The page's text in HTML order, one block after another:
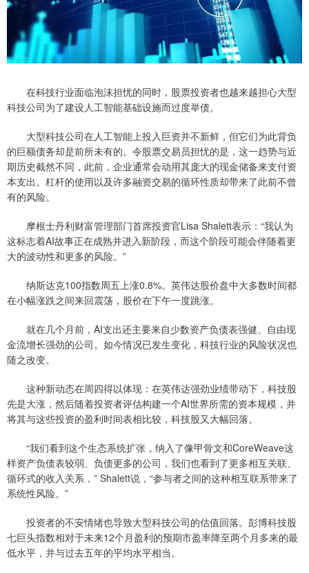
在科技行业面临泡沫担忧的同时，股票投资者也越来越担心大型
科技公司为了建设人工智能基础设施而过度举债。
大型科技公司在人工智能上投入巨资并不新鲜，但它们为此背负
的巨额债务却是前所未有的。令股票交易员担忧的是，这一趋势与近
期历史截然不同，此前，企业通常会动用其庞大的现金储备来支付资
本支出。杠杆的使用以及许多融资交易的循环性质却带来了此前不曾
有的风险。
摩根士丹利财富管理部门首席投资官Lisa Shalett表示：“我认为
这标志着AI故事正在成熟并进入新阶段，而这个阶段可能会伴随着更
大的波动性和更多的风险。”
纳斯达克100指数周五上涨0.8%。英伟达股价盘中大多数时间都
在小幅涨跌之间来回震荡，股价在下午一度跳涨。
就在几个月前，AI支出还主要来自少数资产负债表强健、自由现
金流增长强劲的公司。如今情况已发生变化，科技行业的风险状况也
随之改变。
这种新动态在周四得以体现：在英伟达强劲业绩带动下，科技股
先是大涨，然后随着投资者评估构建一个AI世界所需的资本规模，并
将其与这些投资的盈利时间表相比较，科技股又大幅回落。
“我们看到这个生态系统扩张，纳入了像甲骨文和CoreWeave这
样资产负债表较弱、负债更多的公司，我们也看到了更多相互关联、
循环式的收入关系，” Shalett说，“参与者之间的这种相互联系带来了
系统性风险。”
投资者的不安情绪也导致大型科技公司的估值回落。彭博科技股
七巨头指数相对于未来12个月盈利的预期市盈率降至两个月多来的最
低水平，并与过去五年的平均水平相当。